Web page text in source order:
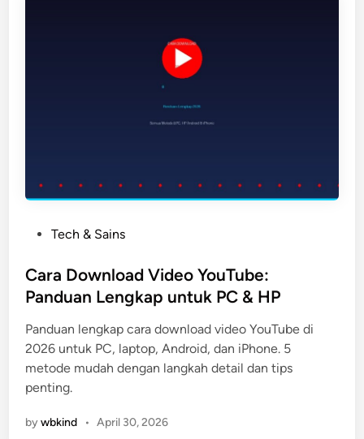
s
t
d
i
n
Tech & Sains
Cara Download Video YouTube:
Panduan Lengkap untuk PC & HP
Panduan lengkap cara download video YouTube di
2026 untuk PC, laptop, Android, dan iPhone. 5
metode mudah dengan langkah detail dan tips
penting.
bywbkind • April 30, 2026